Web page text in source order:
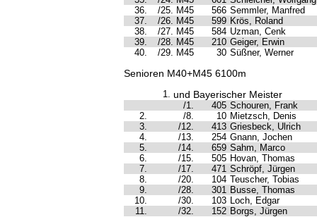
36.
/25. M45 566 Semmler, Manfred
37.
/26. M45 599 Krös, Roland
38.
/27. M45 584 Uzman, Cenk
39.
/28. M45 210 Geiger, Erwin
40.
/29. M45 30 Süßner, Werner
Senioren M40+M45 6100m
1. und Bayerischer Meister
/1. 405 Schouren, Frank
2.
/8. 10 Mietzsch, Denis
3.
/12. 413 Griesbeck, Ulrich
4.
/13. 254 Gnann, Jochen
5.
/14. 659 Sahm, Marco
6.
/15. 505 Hovan, Thomas
7.
/17. 471 Schröpf, Jürgen
8.
/20. 104 Teuscher, Tobias
9.
/28. 301 Busse, Thomas
10.
/30. 103 Loch, Edgar
11.
/32. 152 Borgs, Jürgen